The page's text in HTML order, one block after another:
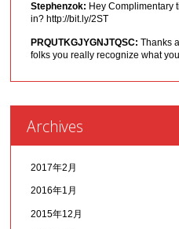
Stephenzok: Hey Complimentary
in? http://bit.ly/2ST
PRQUTKGJYGNJTQSC: Thanks
folks you really recognize what
Archives
2017年2月
2016年1月
2015年12月